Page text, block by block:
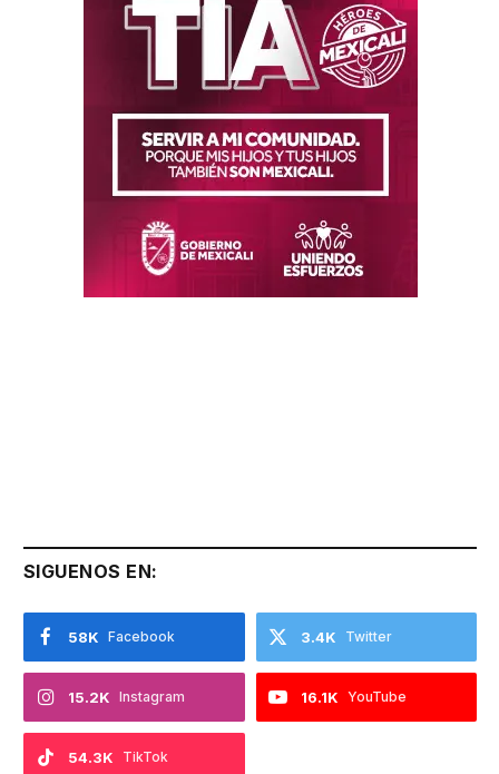
SIGUENOS EN:
Facebook
58K Twitter
3.4K
Instagram
15.2K YouTube
16.1K
TikTok
54.3K